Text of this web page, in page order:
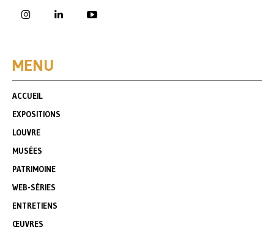
MENU
ACCUEIL
EXPOSITIONS
LOUVRE
MUSÉES
PATRIMOINE
WEB-SÉRIES
ENTRETIENS
ŒUVRES